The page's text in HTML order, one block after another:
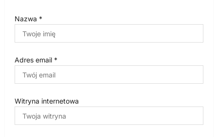
Nazwa *
Adres email *
Witryna internetowa